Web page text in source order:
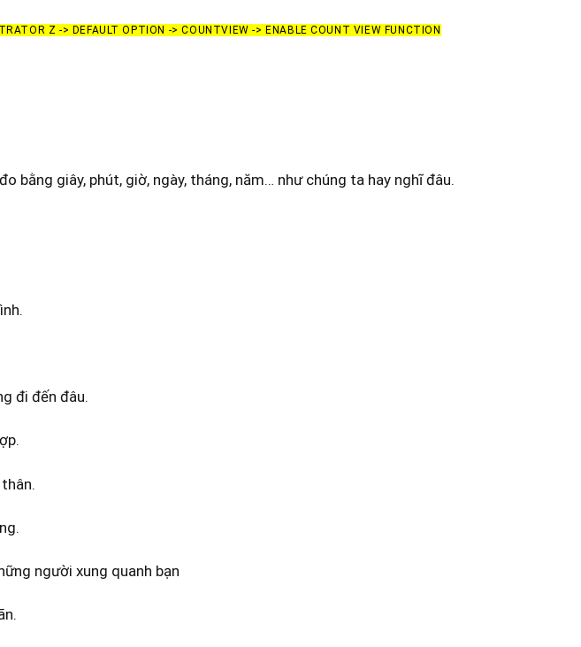
Z -> DEFAULT OPTION -> COUNTVIEW -> ENABLE COUNT VIEW FUNCTION
bằng giây, phút, giờ, ngày, tháng, năm… như chúng ta hay nghĩ đâu.
đi đến đâu.
người xung quanh bạn